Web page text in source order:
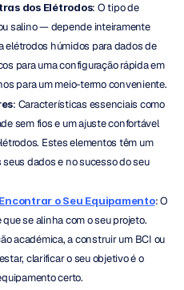
dos Elétrodos: O tipo de
salino — depende inteiramente
elétrodos húmidos para dados de
para uma configuração rápida em
para um meio-termo conveniente.
: Características essenciais como
sem fios e um ajuste confortável
Estes elementos têm um
dados e no sucesso do seu
o Seu Equipamento: O
se alinha com o seu projeto.
académica, a construir um BCI ou
clarificar o seu objetivo é o
certo.